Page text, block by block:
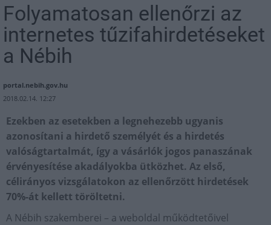
Folyamatosan ellenőrzi az
internetes tűzifahirdetéseket
a Nébih
portal.nebih.gov.hu
2018.02.14. 12:27
Ezekben az esetekben a legnehezebb ugyanis
azonosítani a hirdető személyét és a hirdetés
valóságtartalmát, így a vásárlók jogos panaszának
érvényesítése akadályokba ütközhet. Az első,
célirányos vizsgálatokon az ellenőrzött hirdetések
70%-át kellett töröltetni.
A Nébih szakemberei – a weboldal működtetőivel